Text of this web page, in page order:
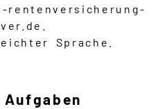
Sprache.